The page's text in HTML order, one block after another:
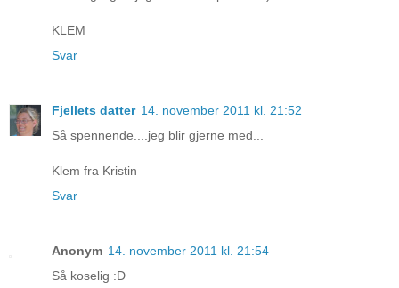
KLEM
Svar
Fjellets datter 14. november 2011 kl. 21:52
Så spennende....jeg blir gjerne med...
Klem fra Kristin
Svar
Anonym 14. november 2011 kl. 21:54
Så koselig :D